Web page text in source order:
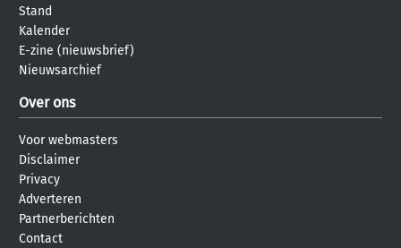
Stand
Kalender
E-zine (nieuwsbrief)
Nieuwsarchief
Over ons
Voor webmasters
Disclaimer
Privacy
Adverteren
Partnerberichten
Contact